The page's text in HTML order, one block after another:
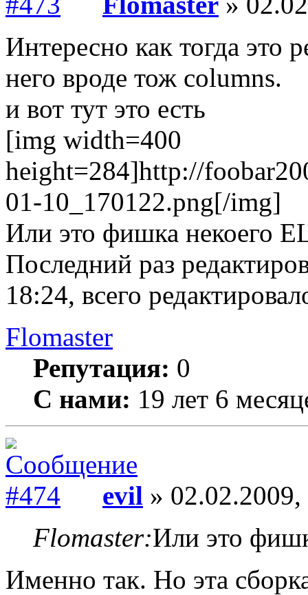
Интересно как тогда это
него вроде тож columns.
и вот тут это есть
[img width=400
height=284]http://
01-10_170122.png[/img]
Или это фишка некоего
Последний раз
18:24, всего
Flomaster
Репутация: 0
С нами: 19 лет 6
evil »
Flomaster:Или это
Именно так. Но эта